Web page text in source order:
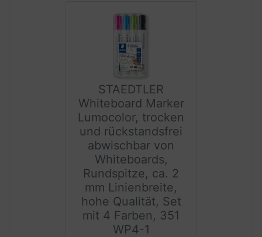
STAEDTLER
Whiteboard Marker
Lumocolor, trocken
und rückstandsfrei
abwischbar von
Whiteboards,
Rundspitze, ca. 2
mm Linienbreite,
hohe Qualität, Set
mit 4 Farben, 351
WP4-1